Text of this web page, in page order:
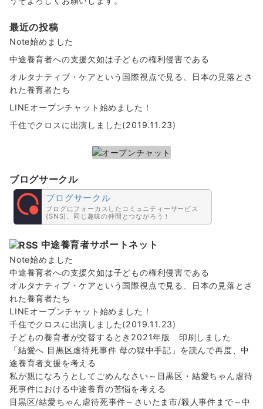
最近の投稿
Note始めました
中途養育者への支援欠如は子どもの権利侵害である
オルタナティブ・ケアという国際視点で見る、日本の見落とさ
れた養育者たち
LINEオープンチャット始めました！
千住でクロスに出演しました(2019.11.23)
ブログサークル
ブログサークル
ブログにフォーカスしたコミュニティーサービス
(SNS)。同じ趣味の仲間とつながろう！
中途養育者サポートネット
Note始めました
中途養育者への支援欠如は子どもの権利侵害である
オルタナティブ・ケアという国際視点で見る、日本の見落とさ
れた養育者たち
LINEオープンチャット始めました！
千住でクロスに出演しました(2019.11.23)
子どもの養育者が交替するとき2021年版 印刷しました
「結愛へ 目黒区虐待死事件 母の獄中手記」を読んで再度、中
途養育者支援を考える
私が親になろうとしてごめんなさい～目黒区・結愛ちゃん虐待
死事件における中途養育の苦悩を考える
目黒区/結愛ちゃん虐待死事件～さいたま市/殺人事件まで～中